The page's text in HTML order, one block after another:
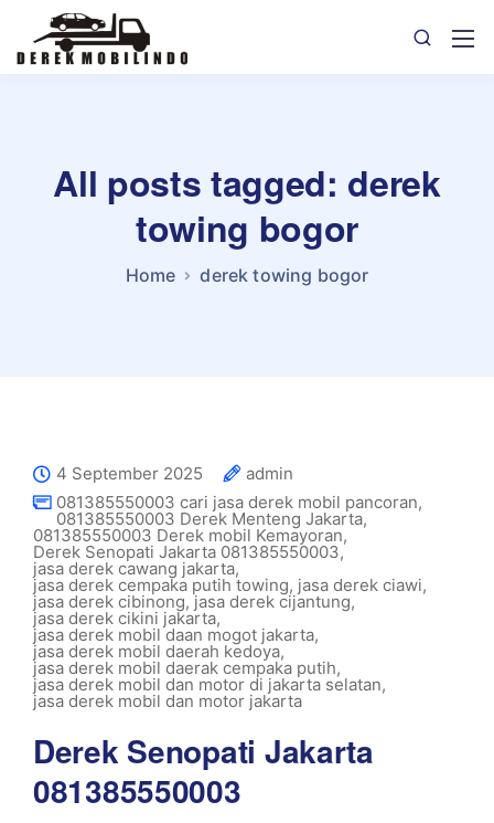
All posts tagged: derek
towing bogor
Home derek towing bogor
4 September 2025
admin
081385550003 cari jasa derek mobil pancoran,
081385550003 Derek Menteng Jakarta,
081385550003 Derek mobil Kemayoran,
Derek Senopati Jakarta 081385550003,
jasa derek cawang jakarta,
jasa derek cempaka putih towing, jasa derek ciawi,
jasa derek cibinong,jasa derek cijantung,
jasa derek cikini jakarta,
jasa derek mobil daan mogot jakarta,
jasa derek mobil daerah kedoya,
jasa derek mobil daerak cempaka putih,
jasa derek mobil dan motor di jakarta selatan,
jasa derek mobil dan motor jakarta
Derek Senopati Jakarta
081385550003